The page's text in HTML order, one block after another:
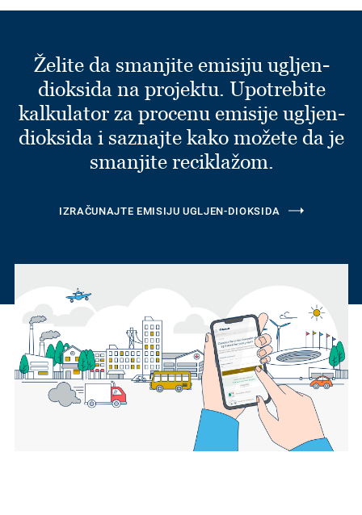
Želite da smanjite emisiju ugljen-
dioksida na projektu. Upotrebite
kalkulator za procenu emisije ugljen-
dioksida i saznajte kako možete da je
smanjite reciklažom.
IZRAČUNAJTE EMISIJU UGLJEN-DIOKSIDA